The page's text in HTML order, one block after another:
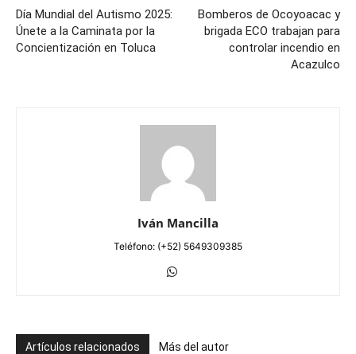
Día Mundial del Autismo 2025:
Únete a la Caminata por la
Concientización en Toluca
Bomberos de Ocoyoacac y
brigada ECO trabajan para
controlar incendio en
Acazulco
Iván Mancilla
Teléfono: (+52) 5649309385
Artículos relacionados Más del autor